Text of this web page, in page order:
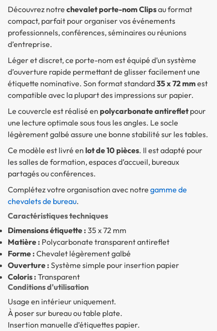
Découvrez notre chevalet porte-nom Clipsau format
compact, parfait pour organiser vos événements
professionnels, conférences, séminaires ou réunions
d’entreprise.
Léger et discret, ce porte-nom est équipé d’un système
d’ouverture rapide permettant de glisser facilement une
étiquette nominative. Son format standard35 x 72 mmest
compatible avec la plupart des impressions sur papier.
Le couvercle est réalisé en polycarbonate antirefletpour
une lecture optimale sous tous les angles. Le socle
légèrement galbé assure une bonne stabilité sur les tables.
Ce modèle est livré en lot de 10 pièces. Il est adapté pour
les salles de formation, espaces d’accueil, bureaux
partagés ou conférences.
Complétez votre organisation avec notre gamme de
chevalets de bureau.
Caractéristiques techniques
Dimensions étiquette : 35 x 72 mm
Matière : Polycarbonate transparent antireflet
Forme : Chevalet légèrement galbé
Ouverture : Système simple pour insertion papier
Coloris : Transparent
Conditions d'utilisation
Usage en intérieur uniquement.
À poser sur bureau ou table plate.
Insertion manuelle d’étiquettes papier.